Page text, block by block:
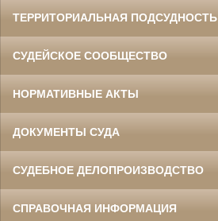
ТЕРРИТОРИАЛЬНАЯ ПОДСУДНОСТЬ
СУДЕЙСКОЕ СООБЩЕСТВО
НОРМАТИВНЫЕ АКТЫ
ДОКУМЕНТЫ СУДА
СУДЕБНОЕ ДЕЛОПРОИЗВОДСТВО
СПРАВОЧНАЯ ИНФОРМАЦИЯ